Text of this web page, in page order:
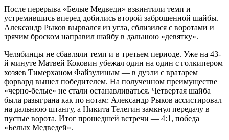
После перерыва «Белые Медведи» взвинтили темп и
устремившись вперед добились второй заброшенной шайбы.
Александр Рыков вырвался из угла, сблизился с воротами и
зрячим броском направил шайбу в дальнюю «девятку».
Челябинцы не сбавляли темп и в третьем периоде. Уже на 43-
й минуте Матвей Коковин убежал один на один с голкипером
хозяев Тимерханом Файзулиным — в дуэли с вратарем
форвард вышел победителем. На полученном преимуществе
«черно-белые» не стали останавливаться. Четвертая шайба
была разыграна как по нотам: Александр Рыков ассистировал
на дальнюю штангу, а Никита Телегин замкнул передачу в
пустые ворота. Итог прошедшей встречи — 4:1, победа
«Белых Медведей».